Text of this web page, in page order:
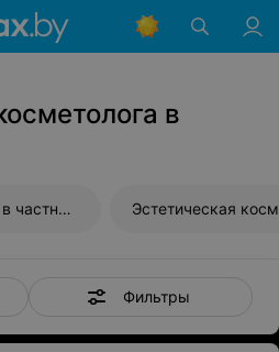
в
Косметические услуги в частных кабинетах Эстетическая
Фильтры